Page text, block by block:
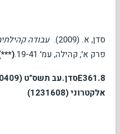
סדן, א. (2009). עבודה
פרק א', קהילה, עמ' 19-41.
E361.8
אלקטרוני (1231608)